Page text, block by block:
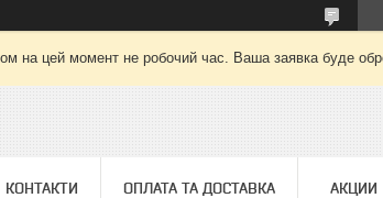
на цей момент не робочий час. Ваша заявка буде
КОНТАКТИ ОПЛАТА ТА ДОСТАВКА АКЦИИ